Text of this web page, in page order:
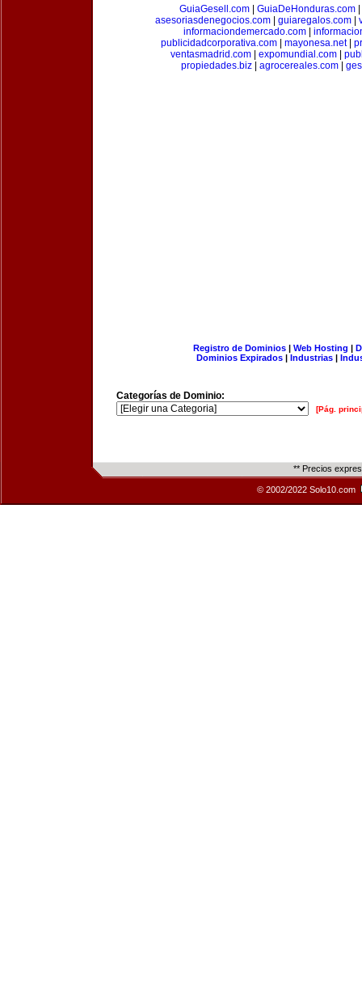
GuiaGesell.com
GuiaDeHonduras.com
asesoriasdenegocios.com
guiaregalos.com
informaciondemercado.com|
publicidadcorporativa.com
mayonesa.net|
ventasmadrid.com
expomundial.com
propiedades.biz| agrocereales.com|
Registro de Dominios| Web Hosting |
Dominios Expirados | Industrias |
Categorías de Dominio:
[Pág.
** Precios
© 2002/2022 Solo10.com